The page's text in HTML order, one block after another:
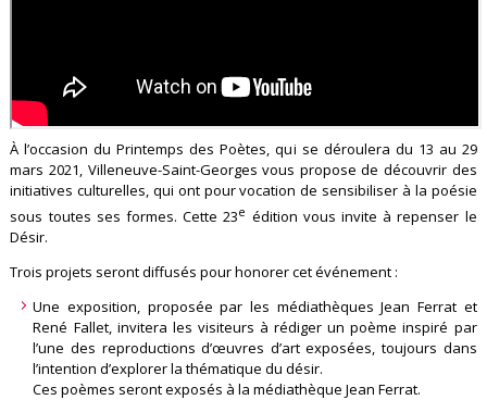
À l’occasion du Printemps des Poètes, qui se déroulera du 13 au 29
mars 2021, Villeneuve-Saint-Georges vous propose de découvrir des
initiatives culturelles, qui ont pour vocation de sensibiliser à la poésie
sous toutes ses formes. Cette 23e édition vous invite à repenser le
Désir.
Trois projets seront diffusés pour honorer cet événement :
Une exposition, proposée par les médiathèques Jean Ferrat et
René Fallet, invitera les visiteurs à rédiger un poème inspiré par
l’une des reproductions d’œuvres d’art exposées, toujours dans
l’intention d’explorer la thématique du désir.
Ces poèmes seront exposés à la médiathèque Jean Ferrat.